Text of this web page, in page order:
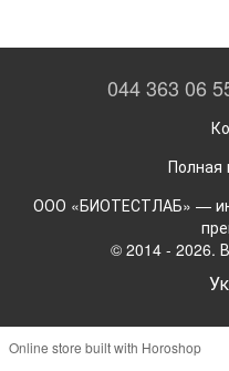
044 363 06
Полная
ООО «БИОТЕСТЛАБ» —
© 2014 - 2026.
Online store built with Horoshop